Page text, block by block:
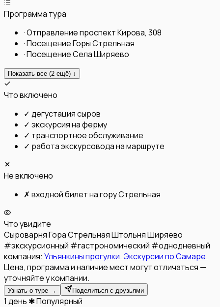
Программа тура
·Отправление проспект Кирова, 308
·Посещение Горы Стрельная
·Посещение Села Ширяево
Показать все (2 ещё) ↓
Что включено
✓ дегустация сыров
✓ экскурсия на ферму
✓ транспортное обслуживание
✓ работа экскурсовода на маршруте
Не включено
✗ входной билет на гору Стрельная
Что увидите
СыроварняГора СтрельнаяШтольняШиряево
#экскурсионный #гастрономический #однодневный
компания: Ульянкины прогулки. Экскурсии по Самаре.
Цена, программа и наличие мест могут отличаться —
уточняйте у компании.
Узнать о туре → Поделиться с друзьями
1 день ✱ Популярный